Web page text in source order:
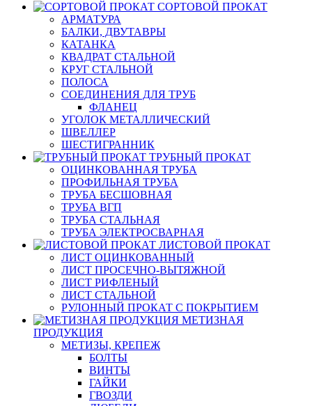
СОРТОВОЙ ПРОКАТ
АРМАТУРА
БАЛКИ, ДВУТАВРЫ
КАТАНКА
КВАДРАТ СТАЛЬНОЙ
КРУГ СТАЛЬНОЙ
ПОЛОСА
СОЕДИНЕНИЯ ДЛЯ ТРУБ
ФЛАНЕЦ
УГОЛОК МЕТАЛЛИЧЕСКИЙ
ШВЕЛЛЕР
ШЕСТИГРАННИК
ТРУБНЫЙ ПРОКАТ
ОЦИНКОВАННАЯ ТРУБА
ПРОФИЛЬНАЯ ТРУБА
ТРУБА БЕСШОВНАЯ
ТРУБА ВГП
ТРУБА СТАЛЬНАЯ
ТРУБА ЭЛЕКТРОСВАРНАЯ
ЛИСТОВОЙ ПРОКАТ
ЛИСТ ОЦИНКОВАННЫЙ
ЛИСТ ПРОСЕЧНО-ВЫТЯЖНОЙ
ЛИСТ РИФЛЕНЫЙ
ЛИСТ СТАЛЬНОЙ
РУЛОННЫЙ ПРОКАТ С ПОКРЫТИЕМ
МЕТИЗНАЯ
ПРОДУКЦИЯ
МЕТИЗЫ, КРЕПЕЖ
БОЛТЫ
ВИНТЫ
ГАЙКИ
ГВОЗДИ